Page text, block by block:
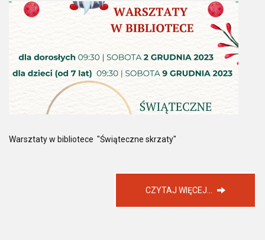
Warsztaty w bibliotece "Świąteczne skrzaty"
CZYTAJ WIĘCEJ...